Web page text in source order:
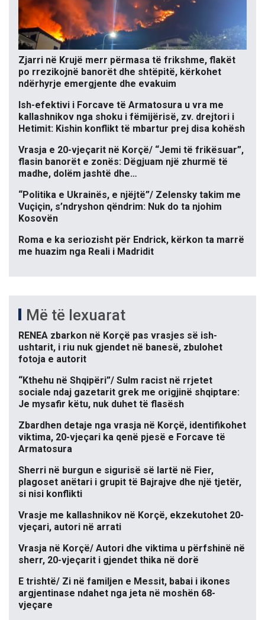
Zjarri në Krujë merr përmasa të frikshme, flakët
po rrezikojnë banorët dhe shtëpitë, kërkohet
ndërhyrje emergjente dhe evakuim
Ish-efektivi i Forcave të Armatosura u vra me
kallashnikov nga shoku i fëmijërisë, zv. drejtori i
Hetimit: Kishin konflikt të mbartur prej disa kohësh
Vrasja e 20-vjeçarit në Korçë/ “Jemi të frikësuar”,
flasin banorët e zonës: Dëgjuam një zhurmë të
madhe, dolëm jashtë dhe…
“Politika e Ukrainës, e njëjtë”/ Zelensky takim me
Vuçiçin, s’ndryshon qëndrim: Nuk do ta njohim
Kosovën
Roma e ka seriozisht për Endrick, kërkon ta marrë
me huazim nga Reali i Madridit
Më të lexuarat
RENEA zbarkon në Korçë pas vrasjes së ish-
ushtarit, i riu nuk gjendet në banesë, zbulohet
fotoja e autorit
“Kthehu në Shqipëri”/ Sulm racist në rrjetet
sociale ndaj gazetarit grek me origjinë shqiptare:
Je mysafir këtu, nuk duhet të flasësh
Zbardhen detaje nga vrasja në Korçë, identifikohet
viktima, 20-vjeçari ka qenë pjesë e Forcave të
Armatosura
Sherri në burgun e sigurisë së lartë në Fier,
plagoset anëtari i grupit të Bajrajve dhe një tjetër,
si nisi konflikti
Vrasje me kallashnikov në Korçë, ekzekutohet 20-
vjeçari, autori në arrati
Vrasja në Korçë/ Autori dhe viktima u përfshinë në
sherr, 20-vjeçarit i gjendet thika në dorë
E trishtë/ Zi në familjen e Messit, babai i ikones
argjentinase ndahet nga jeta në moshën 68-
vjeçare